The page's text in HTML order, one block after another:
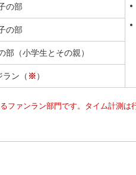
の部
の部
部（小学生とその親）
ラン（ ※）
ァンラン部門です。タイム計測は